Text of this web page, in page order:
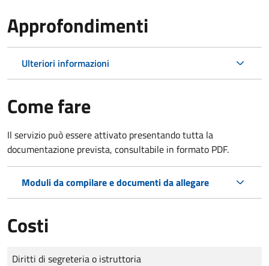
Approfondimenti
Ulteriori informazioni
Come fare
Il servizio può essere attivato presentando tutta la
documentazione prevista, consultabile in formato PDF.
Moduli da compilare e documenti da allegare
Costi
Tipo di pagamento
Importo
Diritti di segreteria o istruttoria